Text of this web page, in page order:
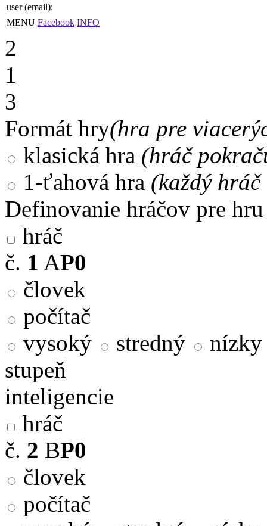
user (email):
MENU Facebook INFO
2
1
3
Formát hry(hra pre
klasická hra (hráč
1-ťahová hra (každý
Definovanie hráčov pre hru
hráč
č. 1 AP0
človek
počítač
vysoký
stredný
nízky
stupeň
inteligencie
hráč
č. 2 BP0
človek
počítač